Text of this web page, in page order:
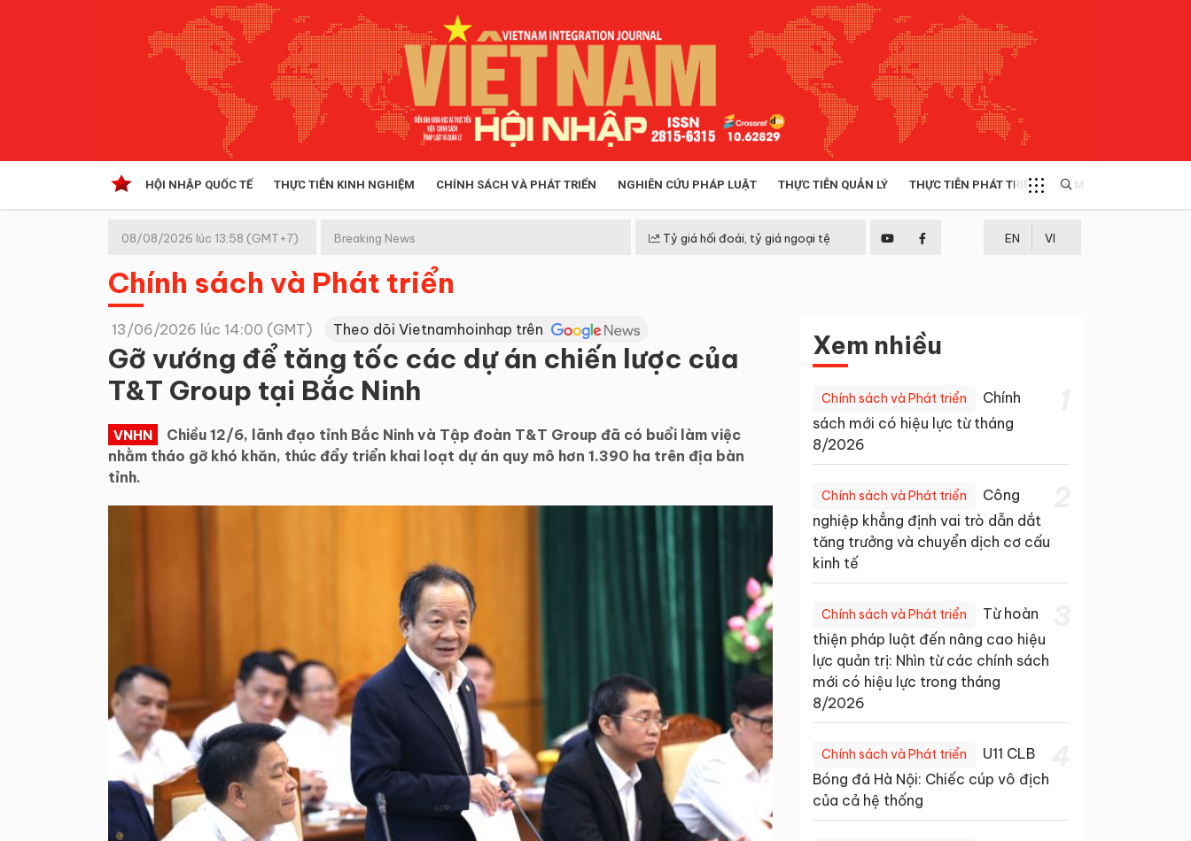
HỘI NHẬP QUỐC TẾ THỰC TIỄN KINH NGHIỆM CHÍNH SÁCH VÀ PHÁT TRIỂN NGHIÊN CỨU PHÁP LUẬT THỰC TIỄN QUẢN LÝ THỰC TIỄN PHÁT TRIỂN MULTIMEDIA
Kinh tế hội nhập
Doanh nghiệp
08/08/2026 lúc 13:58 (GMT+7) Breaking News Tỷ giá hối đoái, tỷ giá ngoại tệ EN VI
Chính sách và Phát triển
13/06/2026 lúc 14:00 (GMT) Theo dõi Vietnamhoinhap trên
Gỡ vướng để tăng tốc các dự án chiến lược của
T&T Group tại Bắc Ninh
VNHN
Chiều 12/6, lãnh đạo tỉnh Bắc Ninh và Tập đoàn T&T Group đã có buổi làm việc
nhằm tháo gỡ khó khăn, thúc đẩy triển khai loạt dự án quy mô hơn 1.390 ha trên địa bàn
tỉnh.
Xem nhiều
Chính sách và Phát triển
Chính
sách mới có hiệu lực từ tháng
8/2026
Chính sách và Phát triển
Công
nghiệp khẳng định vai trò dẫn dắt
tăng trưởng và chuyển dịch cơ cấu
kinh tế
Chính sách và Phát triển
Từ hoàn
thiện pháp luật đến nâng cao hiệu
lực quản trị: Nhìn từ các chính sách
mới có hiệu lực trong tháng
8/2026
Chính sách và Phát triển
U11 CLB
Bóng đá Hà Nội: Chiếc cúp vô địch
của cả hệ thống